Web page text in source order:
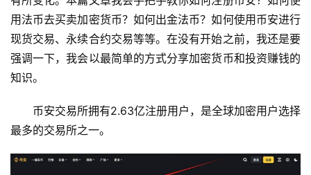
用法币去买卖加密货币？如何出金法币？如何使用币安进行
现货交易、永续合约交易等等。在没有开始之前，我还是要
强调一下，我会以最简单的方式分享加密货币和投资赚钱的
知识。
币安交易所拥有2.63亿注册用户，是全球加密用户选择
最多的交易所之一。